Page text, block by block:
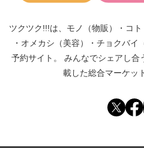
ツクツク!!!は、 モノ（物販） ・ コト
・ オメカシ（美容） ・ チョクバイ
予約サイト。
みんなでシェアし合
載した総合マーケッ